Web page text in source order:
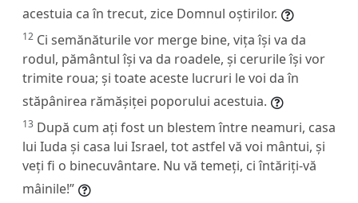
acestuia ca în trecut, zice Domnul oștirilor.
12 Ci semănăturile vor merge bine, vița își va da
rodul, pământul își va da roadele, și cerurile își vor
trimite roua; și toate aceste lucruri le voi da în
stăpânirea rămășiței poporului acestuia.
13 După cum ați fost un blestem între neamuri, casa
lui Iuda și casa lui Israel, tot astfel vă voi mântui, și
veți fi o binecuvântare. Nu vă temeți, ci întăriți-vă
mâinile!”